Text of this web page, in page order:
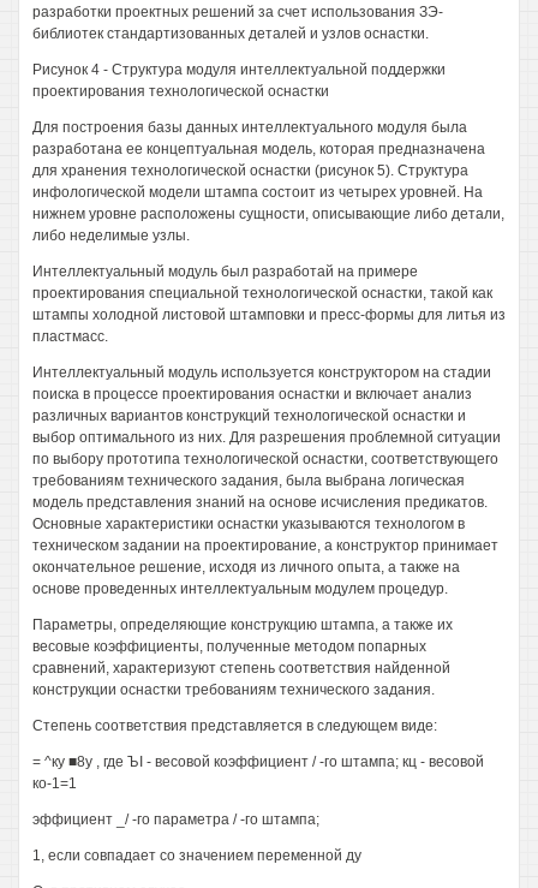
разработки проектных решений за счет использования ЗЭ-
библиотек стандартизованных деталей и узлов оснастки.
Рисунок 4 - Структура модуля интеллектуальной поддержки
проектирования технологической оснастки
Для построения базы данных интеллектуального модуля была
разработана ее концептуальная модель, которая предназначена
для хранения технологической оснастки (рисунок 5). Структура
инфологической модели штампа состоит из четырех уровней. На
нижнем уровне расположены сущности, описывающие либо детали,
либо неделимые узлы.
Интеллектуальный модуль был разработай на примере
проектирования специальной технологической оснастки, такой как
штампы холодной листовой штамповки и пресс-формы для литья из
пластмасс.
Интеллектуальный модуль используется конструктором на стадии
поиска в процессе проектирования оснастки и включает анализ
различных вариантов конструкций технологической оснастки и
выбор оптимального из них. Для разрешения проблемной ситуации
по выбору прототипа технологической оснастки, соответствующего
требованиям технического задания, была выбрана логическая
модель представления знаний на основе исчисления предикатов.
Основные характеристики оснастки указываются технологом в
техническом задании на проектирование, а конструктор принимает
окончательное решение, исходя из личного опыта, а также на
основе проведенных интеллектуальным модулем процедур.
Параметры, определяющие конструкцию штампа, а также их
весовые коэффициенты, полученные методом попарных
сравнений, характеризуют степень соответствия найденной
конструкции оснастки требованиям технического задания.
Степень соответствия представляется в следующем виде:
= ^ку ■8у , где ЪI - весовой коэффициент / -го штампа; кц - весовой
ко-1=1
эффициент _/ -го параметра / -го штампа;
1, если совпадает со значением переменной ду